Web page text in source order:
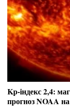
Kp-індекс 2,4:
прогноз NOAA